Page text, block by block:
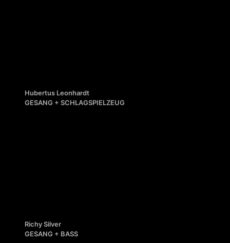
Hubertus Leonhardt
GESANG + SCHLAGSPIELZEUG
Richy Silver
GESANG + BASS